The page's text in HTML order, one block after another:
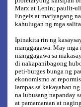
Marx at Lenin; paulit-
Engels at matiyagang
kahulugan ng mga
Ipinakita rin ng
manggagawa. May
manggagawa sa
di nakapanibagong
peti-burges bunga ng
ekonomismo at
lampas sa kakayahan
na lubusang napanday
at pamamaraan at